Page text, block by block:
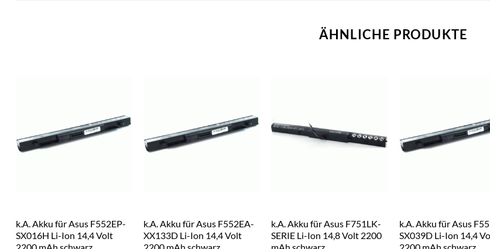
ÄHNLICHE PRODUKTE
k.A. Akku für Asus F552EP-
SX016H Li-Ion 14,4 Volt
k.A. Akku für Asus F552EA-
XX133D Li-Ion 14,4 Volt
k.A. Akku für Asus F751LK-
SERIE Li-Ion 14,8 Volt 2200
k.A. Akku für Asus
SX039D Li-Ion 14,4